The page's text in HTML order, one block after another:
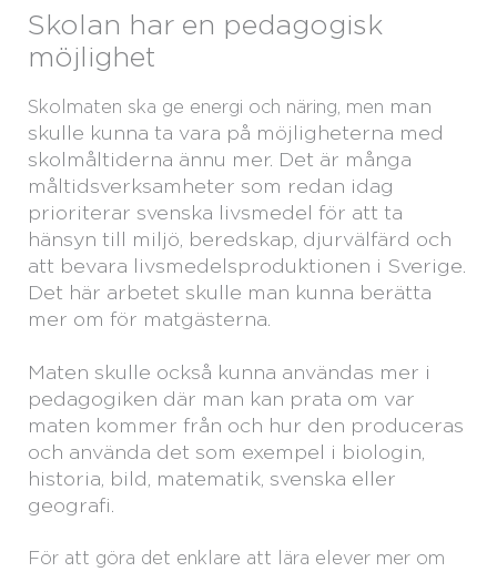
Skolan har en pedagogisk
möjlighet
Skolmaten ska ge energi och näring, men man
skulle kunna ta vara på möjligheterna med
skolmåltiderna ännu mer. Det är många
måltidsverksamheter som redan idag
prioriterar svenska livsmedel för att ta
hänsyn till miljö, beredskap, djurvälfärd och
att bevara livsmedelsproduktionen i Sverige.
Det här arbetet skulle man kunna berätta
mer om för matgästerna.
Maten skulle också kunna användas mer i
pedagogiken där man kan prata om var
maten kommer från och hur den produceras
och använda det som exempel i biologin,
historia, bild, matematik, svenska eller
geografi.
För att göra det enklare att lära elever mer om